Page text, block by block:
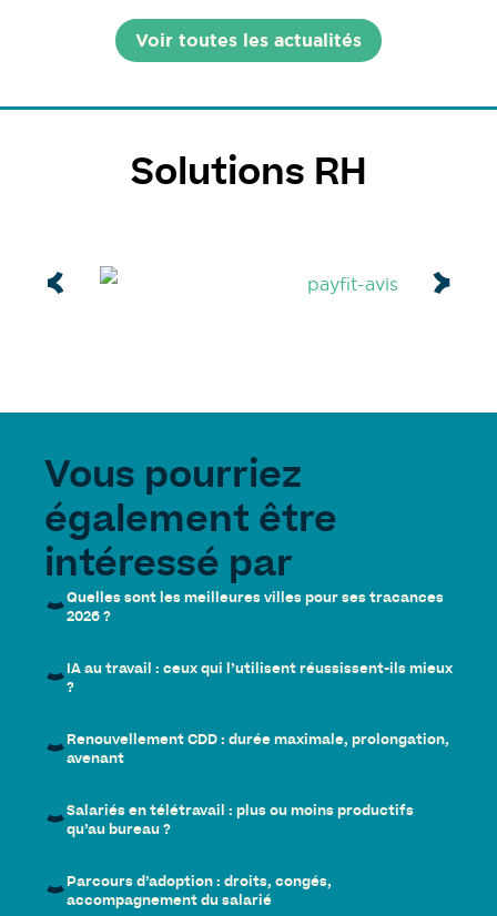
Voir toutes les actualités
Solutions RH
Vous pourriez
également être
intéressé par
Quelles sont les meilleures villes pour ses tracances
2026 ?
IA au travail : ceux qui l’utilisent réussissent-ils mieux
?
Renouvellement CDD : durée maximale, prolongation,
avenant
Salariés en télétravail : plus ou moins productifs
qu’au bureau ?
Parcours d’adoption : droits, congés,
accompagnement du salarié